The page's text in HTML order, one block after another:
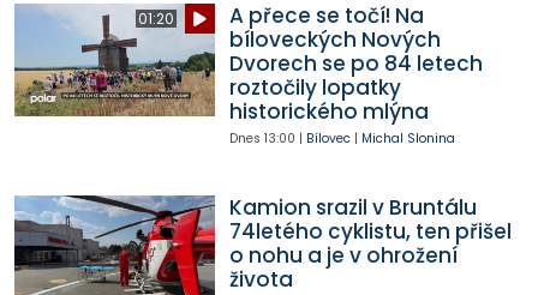
01:20
A přece se točí! Na
bíloveckých Nových
Dvorech se po 84 letech
roztočily lopatky
historického mlýna
Dnes 13:00 | Bílovec| Michal Slonina
Kamion srazil v Bruntálu
74letého cyklistu, ten přišel
o nohu a je v ohrožení
života